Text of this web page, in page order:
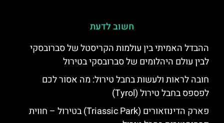
חשוב לדעת
ההבדל האמיתי בין עולמות הקריסטל של סברובסקי
לבין עולם היהלומים של סברובסקי בטירול
חובה לראות ולעשות בחבל טירול: מה אסור לכם
לפספס בחבל טירול (Tyrol)
פארק הדינוזאורים (Triassic Park) בטירול – חווית